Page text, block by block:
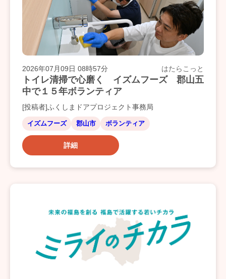
2026年07月09日 08時57分 はたらこっと
トイレ清掃で心磨く イズムフーズ 郡山五
中で１５年ボランティア
[投稿者]ふくしまドアプロジェクト事務局
イズムフーズ 郡山市 ボランティア
詳細